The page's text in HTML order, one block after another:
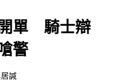
單 騎士辯
警
諴